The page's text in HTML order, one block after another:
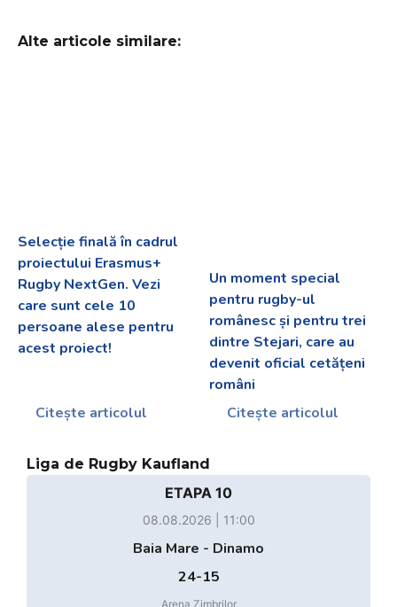
Alte articole similare:
Selecție finală în cadrul
proiectului Erasmus+
Rugby NextGen. Vezi
care sunt cele 10
persoane alese pentru
acest proiect!
Citește articolul
Un moment special
pentru rugby-ul
românesc și pentru trei
dintre Stejari, care au
devenit oficial cetățeni
români
Citește articolul
Liga de Rugby Kaufland
ETAPA 10
08.08.2026 | 11:00
Baia Mare - Dinamo
24-15
Arena Zimbrilor